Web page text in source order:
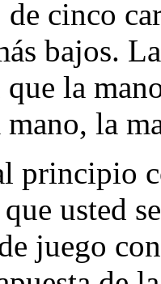
cinco
bajos.
la
mano, la
principio
usted
juego